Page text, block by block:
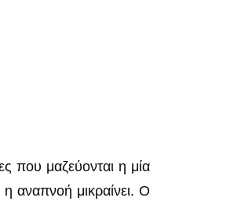
που μαζεύονται η μία
αναπνοή μικραίνει. Ο